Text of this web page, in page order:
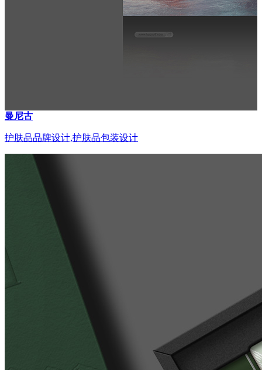
曼尼古
护肤品品牌设计,护肤品包装设计